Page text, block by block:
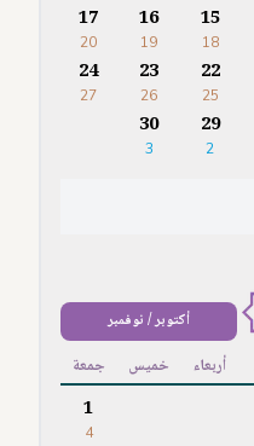
15
18
16
19
17
20
22
25
23
26
24
27
29
2
30
3
أكتوبر / نوفمبر
أربعاء خميس جمعة
1
4